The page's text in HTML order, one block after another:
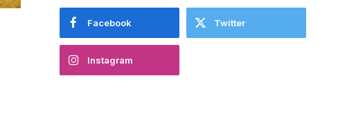
Facebook Twitter
Instagram